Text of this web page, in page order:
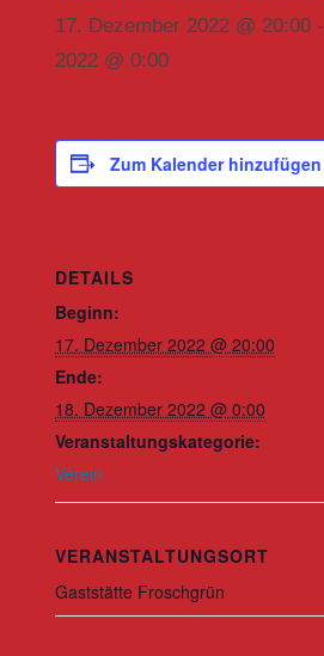
17. Dezember 2022 @ 20:00-
2022 @ 0:00
Zum Kalender hinzufügen
DETAILS
Beginn:
17. Dezember 2022 @ 20:00
Ende:
18. Dezember 2022 @ 0:00
Veranstaltungskategorie:
Verein
VERANSTALTUNGSORT
Gaststätte Froschgrün